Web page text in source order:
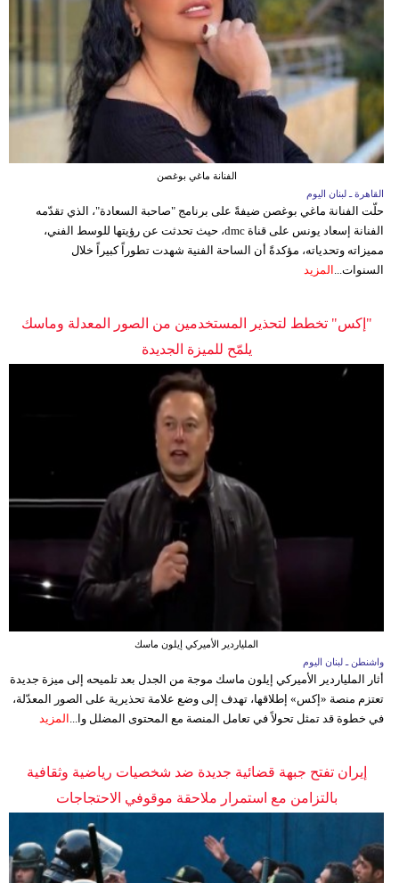
الفنانة ماغي بوغصن
القاهرة ـ لبنان اليوم
حلّت الفنانة ماغي بوغصن ضيفةً على برنامج "صاحبة السعادة"، الذي تقدّمه
الفنانة إسعاد يونس على قناة dmc، حيث تحدثت عن رؤيتها للوسط الفني،
مميزاته وتحدياته، مؤكدةً أن الساحة الفنية شهدت تطوراً كبيراً خلال
السنوات... المزيد
"إكس" تخطط لتحذير المستخدمين من الصور المعدلة وماسك
يلمّح للميزة الجديدة
الملياردير الأميركي إيلون ماسك
واشنطن ـ لبنان اليوم
أثار الملياردير الأميركي إيلون ماسك موجة من الجدل بعد تلميحه إلى ميزة جديدة
تعتزم منصة «إكس» إطلاقها، تهدف إلى وضع علامة تحذيرية على الصور المعدّلة،
في خطوة قد تمثل تحولاً في تعامل المنصة مع المحتوى المضلل وا... المزيد
إيران تفتح جبهة قضائية جديدة ضد شخصيات رياضية وثقافية
بالتزامن مع استمرار ملاحقة موقوفي الاحتجاجات